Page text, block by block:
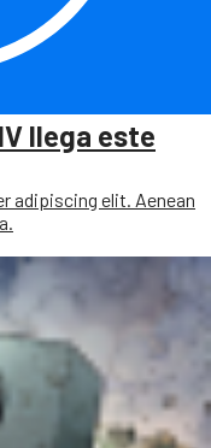
llega este
adipiscing elit. Aenean